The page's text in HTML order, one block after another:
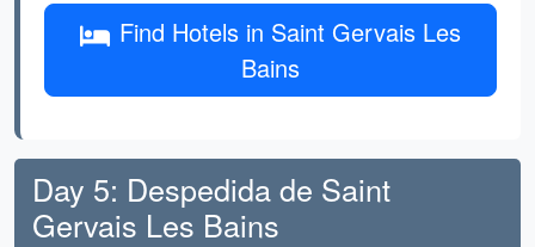
Find Hotels in Saint Gervais Les
Bains
Day 5: Despedida de Saint
Gervais Les Bains